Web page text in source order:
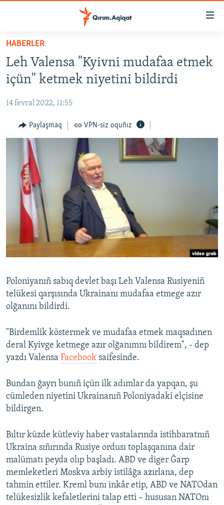
Esas
qaytmaq
Baş
navigatsiyağa
qaytmaq
qaytmaq
HABERLER
SİYASET
İQTİSADİYAT
CEMİYET
MEDENİYET
İNSAN AQLARI
VİDEO
SÜRET
BLOGLAR
FİKİR
Русский
Українською
QOŞULIÑIZ!
RFE/RS bütün saytları
HABERLER
Leh Valensa "Kyivni mudafaa etmek
içün" ketmek niyetini bildirdi
14 fevral 2022, 11:55
Paylaşmaq VPN-siz oquñız
Poloniyanıñ sabıq devlet başı Leh Valensa Rusiyeniñ
telükesi qarşısında Ukrainanı mudafaa etmege azır
olğanını bildirdi.
"Birdemlik köstermek ve mudafaa etmek maqsadınen
deral Kyivge ketmege azır olğanımnı bildirem", - dep
yazdı Valensa Facebook saifesinde.
Bundan ğayrı bunıñ içün ilk adımlar da yapqan, şu
cümleden niyetini Ukrainanıñ Poloniyadaki elçisine
bildirgen.
Bıltır küzde kütleviy haber vastalarında istihbaratnıñ
Ukraina sıñırında Rusiye ordusı toplaşqanına dair
malümatı peyda olıp başladı. ABD ve diger Ğarp
memleketleri Moskva arbiy istilâğa azırlana, dep
tahmin ettiler. Kreml bunı inkâr etip, ABD ve NATOdan
telükesizlik kefaletlerini talap etti – hususan NATOnı